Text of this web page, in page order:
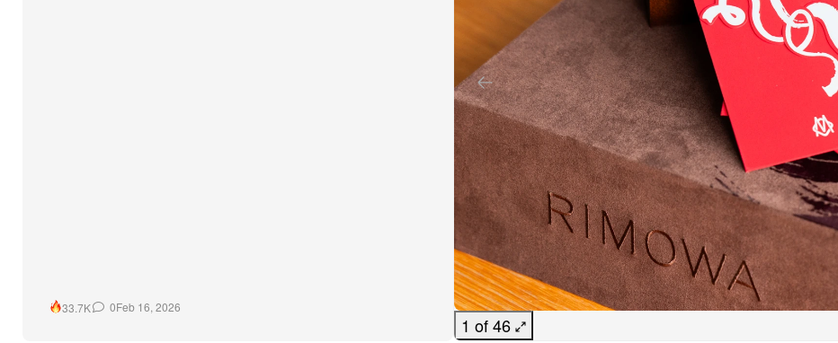
33.7K 0Feb 16, 2026
1 of 46